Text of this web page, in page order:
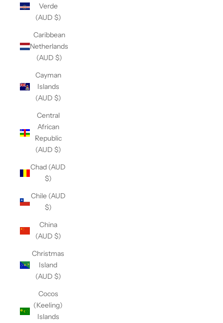
Verde
(AUD $)
Caribbean
Netherlands
(AUD $)
Cayman
Islands
(AUD $)
Central
African
Republic
(AUD $)
Chad (AUD
$)
Chile (AUD
$)
China
(AUD $)
Christmas
Island
(AUD $)
Cocos
(Keeling)
Islands